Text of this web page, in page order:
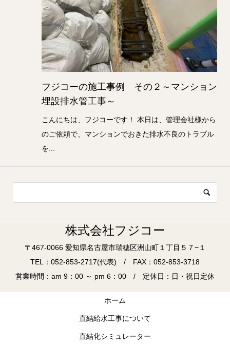
フジコーの施工事例 その２～マンション
埋設排水管工事～
こんにちは、フジコーです！ 本日は、管理会社様から
のご依頼で、マンションでおきた排水不良のトラブル
を...
株式会社フジコー
〒467-0066 愛知県名古屋市瑞穂区洲山町１丁目５７−１
TEL：052-853-2717(代表) / FAX：052-853-3718
営業時間：am 9：00 ～ pm 6：00 / 定休日：日・祝日定休
ホーム
直結給水工事について
直結化シミュレーター